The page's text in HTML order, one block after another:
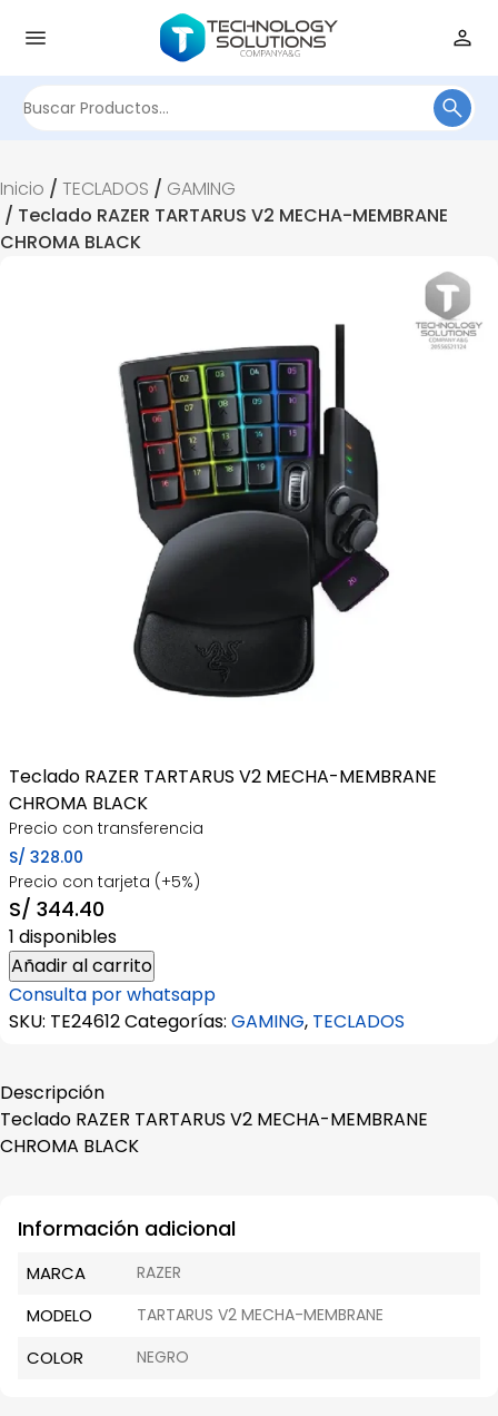
Inicio / TECLADOS / GAMING
/ Teclado RAZER TARTARUS V2 MECHA-MEMBRANE
CHROMA BLACK
Teclado RAZER TARTARUS V2 MECHA-MEMBRANE
CHROMA BLACK
Precio con transferencia
S/ 328.00
Precio con tarjeta (+5%)
S/ 344.40
1 disponibles
Teclado
RAZER
TARTARUS
MEMBRANE
CHROMA
BLACK
Añadir al carrito
Consulta por whatsapp
SKU: TE24612Categorías: GAMING, TECLADOS
Descripción
Teclado RAZER TARTARUS V2 MECHA-MEMBRANE
CHROMA BLACK
Información adicional
MARCA RAZER
MODELO TARTARUS V2 MECHA-MEMBRANE
COLOR NEGRO